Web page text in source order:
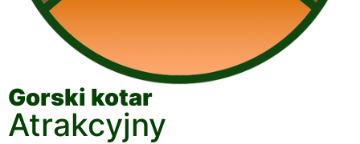
Gorski kotar
Atrakcyjny